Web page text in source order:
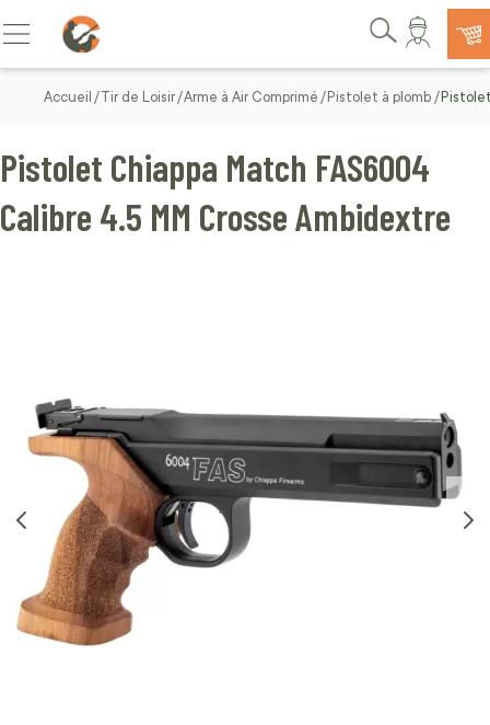
Allez au contenu
Basculer la navigation
Rechercher
Accueil Tir de Loisir Arme à Air Comprimé Pistolet à plomb
Pistolet Chiappa Match FAS6004
Calibre 4.5 MM Crosse Ambidextre